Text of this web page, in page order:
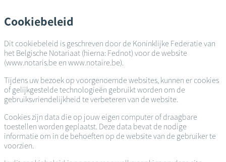
en
naar
inhoud
gaan
Cookiebeleid
Dit cookiebeleid is geschreven door de Koninklijke Federatie van
het Belgische Notariaat (hierna: Fednot) voor de website
(www.notaris.be en www.notaire.be).
Tijdens uw bezoek op voorgenoemde websites, kunnen er cookies
of gelijkgestelde technologieën gebruikt worden om de
gebruiksvriendelijkheid te verbeteren van de website.
Cookies zijn data die op jouw eigen computer of draagbare
toestellen worden geplaatst. Deze data bevat de nodige
informatie om in de behoeften op de website van de gebruiker te
voorzien.